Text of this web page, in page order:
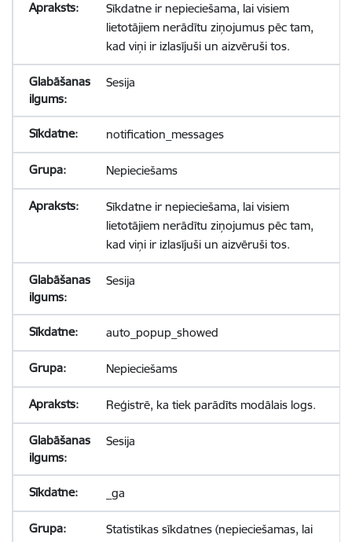
Sīkdatne ir nepieciešama, lai visiem
lietotājiem nerādītu ziņojumus pēc tam,
kad viņi ir izlasījuši un aizvēruši tos.
Sesija
notification_messages
Nepieciešams
Sīkdatne ir nepieciešama, lai visiem
lietotājiem nerādītu ziņojumus pēc tam,
kad viņi ir izlasījuši un aizvēruši tos.
Sesija
auto_popup_showed
Nepieciešams
Reģistrē, ka tiek parādīts modālais logs.
Sesija
_ga
Statistikas sīkdatnes (nepieciešamas, lai